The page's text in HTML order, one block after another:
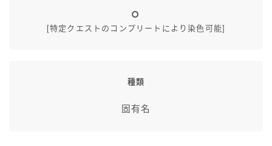
[特定クエストのコンプリートにより染色可能]
種類
固有名